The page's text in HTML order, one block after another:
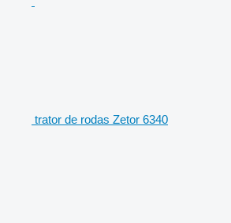
trator de rodas Zetor 6340